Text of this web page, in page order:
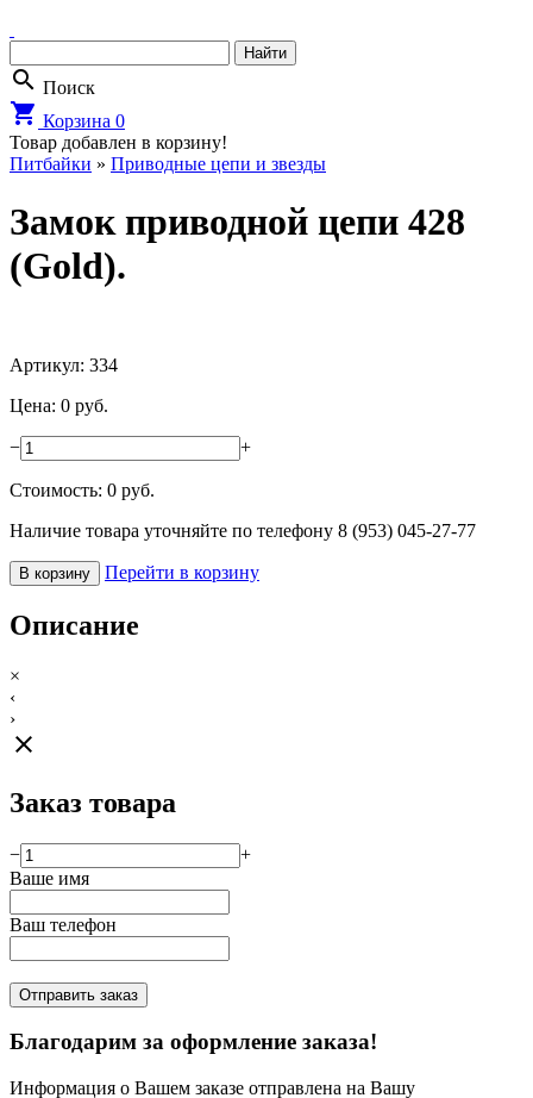
search Поиск
shopping_cart Корзина 0
Товар добавлен в корзину!
Питбайки » Приводные цепи и звезды
Замок приводной цепи 428
(Gold).
Артикул: 334
Цена: 0 руб.
− +
Стоимость: 0 руб.
Наличие товара уточняйте по телефону 8 (953) 045-27-77
В корзину Перейти в корзину
Описание
×
‹
›
close
Заказ товара
−
+
Ваше имя
Ваш телефон
Отправить заказ
Благодарим за оформление заказа!
Информация о Вашем заказе отправлена на Вашу